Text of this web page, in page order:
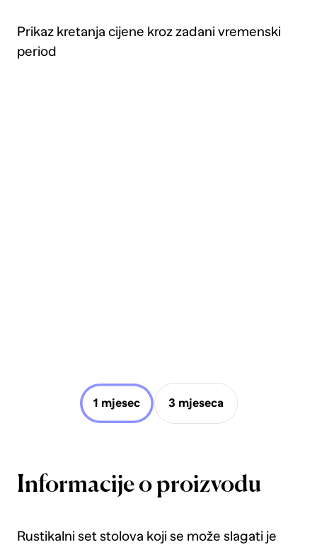
Prikaz kretanja cijene kroz zadani vremenski
period
1 mjesec 3 mjeseca
Informacije o proizvodu
Rustikalni set stolova koji se može slagati je